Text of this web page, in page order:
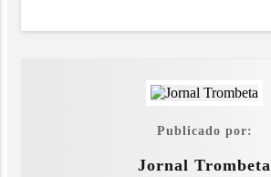
Publicado por:
Jornal Trombeta